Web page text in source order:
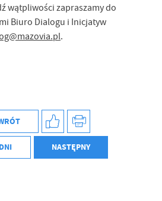
wątpliwości zapraszamy do
Biuro Dialogu i Inicjatyw
.
NASTĘPNY